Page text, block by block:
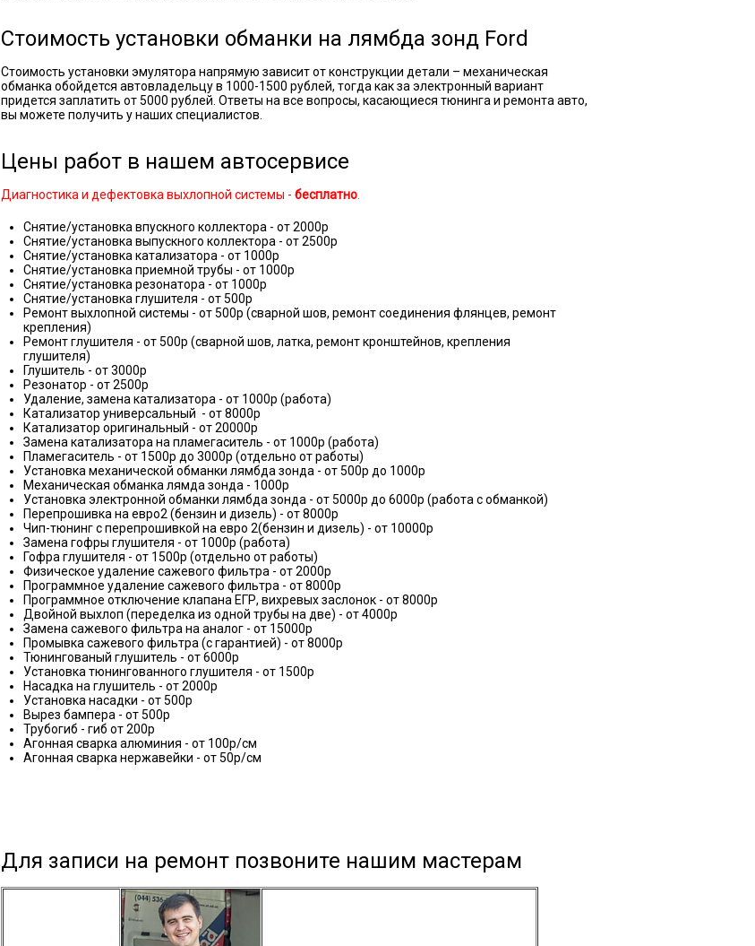
Стоимость установки обманки на лямбда зонд Ford
Стоимость установки эмулятора напрямую зависит от конструкции детали – механическая
обманка обойдется автовладельцу в 1000-1500 рублей, тогда как за электронный вариант
придется заплатить от 5000 рублей. Ответы на все вопросы, касающиеся тюнинга и ремонта авто,
вы можете получить у наших специалистов.
Цены работ в нашем автосервисе
Диагностика и дефектовка выхлопной системы - бесплатно
Снятие/установка впускного коллектора - от 2000р
Снятие/установка выпускного коллектора - от 2500р
Снятие/установка катализатора - от 1000р
Снятие/установка приемной трубы - от 1000р
Снятие/установка резонатора - от 1000р
Снятие/установка глушителя - от 500р
Ремонт выхлопной системы - от 500р (сварной шов, ремонт соединения флянцев, ремонт
крепления)
Ремонт глушителя - от 500р (сварной шов, латка, ремонт кронштейнов, крепления
глушителя)
Глушитель - от 3000р
Резонатор - от 2500р
Удаление, замена катализатора - от 1000р (работа)
Катализатор универсальный - от 8000р
Катализатор оригинальный - от 20000р
Замена катализатора на пламегаситель - от 1000р (работа)
Пламегаситель - от 1500р до 3000р (отдельно от работы)
Установка механической обманки лямбда зонда - от 500р до 1000р
Механическая обманка лямда зонда - 1000р
Установка электронной обманки лямбда зонда - от 5000р до 6000р (работа с обманкой)
Перепрошивка на евро2 (бензин и дизель) - от 8000р
Чип-тюнинг с перепрошивкой на евро 2(бензин и дизель) - от 10000р
Замена гофры глушителя - от 1000р (работа)
Гофра глушителя - от 1500р (отдельно от работы)
Физическое удаление сажевого фильтра - от 2000р
Программное удаление сажевого фильтра - от 8000р
Программное отключение клапана ЕГР, вихревых заслонок - от 8000р
Двойной выхлоп (переделка из одной трубы на две) - от 4000р
Замена сажевого фильтра на аналог - от 15000р
Промывка сажевого фильтра (с гарантией) - от 8000р
Тюнингованый глушитель - от 6000р
Установка тюнингованного глушителя - от 1500р
Насадка на глушитель - от 2000р
Установка насадки - от 500р
Вырез бампера - от 500р
Трубогиб - гиб от 200р
Агонная сварка алюминия - от 100р/см
Агонная сварка нержавейки - от 50р/см
Для записи на ремонт позвоните нашим мастерам